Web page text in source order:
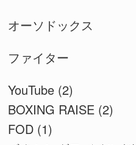
オーソドックス
ファイター
YouTube (2)
BOXING RAISE (2)
FOD (1)